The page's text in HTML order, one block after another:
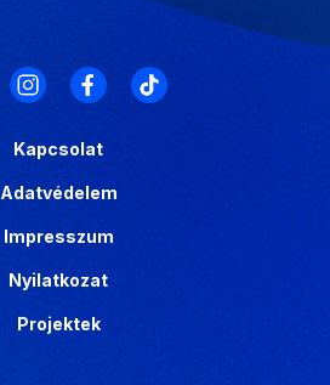
Kapcsolat
Adatvédelem
Impresszum
Nyilatkozat
Projektek